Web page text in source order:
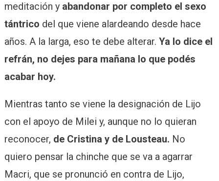
meditación y abandonar por completo el sexo
tántrico del que viene alardeando desde hace
años. A la larga, eso te debe alterar. Ya lo dice el
refrán, no dejes para mañana lo que podés
acabar hoy.
Mientras tanto se viene la designación de Lijo
con el apoyo de Milei y, aunque no lo quieran
reconocer, de Cristina y de Lousteau. No
quiero pensar la chinche que se va a agarrar
Macri, que se pronunció en contra de Lijo,